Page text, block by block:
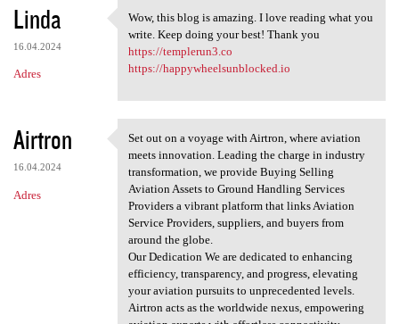
Linda
16.04.2024
Adres
Wow, this blog is amazing. I
Wow, this blog is amazing. I love reading what you
write. Keep doing your best! Thank you
https://templerun3.co
https://happywheelsunblocked.io
Airtron
16.04.2024
Adres
Set out on a voyage with
Set out on a voyage with Airtron, where aviation
meets innovation. Leading the charge in industry
transformation, we provide Buying Selling
Aviation Assets to Ground Handling Services
Providers a vibrant platform that links Aviation
Service Providers, suppliers, and buyers from
around the globe.
Our Dedication We are dedicated to enhancing
efficiency, transparency, and progress, elevating
your aviation pursuits to unprecedented levels.
Airtron acts as the worldwide nexus, empowering